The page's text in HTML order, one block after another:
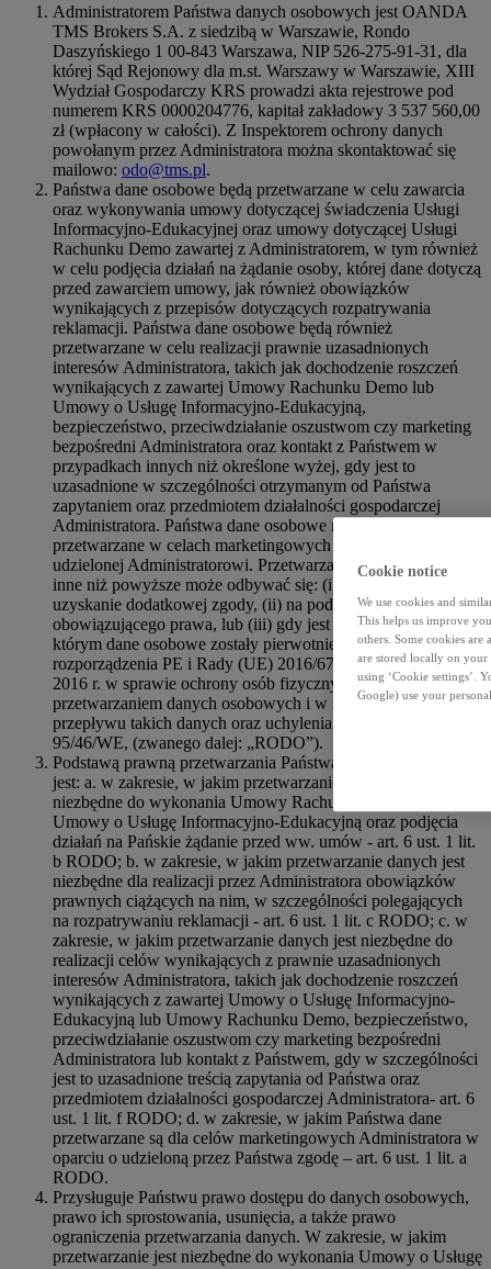
Administratorem Państwa danych osobowych jest OANDA
TMS Brokers S.A. z siedzibą w Warszawie, Rondo
Daszyńskiego 1 00-843 Warszawa, NIP 526-275-91-31, dla
której Sąd Rejonowy dla m.st. Warszawy w Warszawie, XIII
Wydział Gospodarczy KRS prowadzi akta rejestrowe pod
numerem KRS 0000204776, kapitał zakładowy 3 537 560,00
zł (wpłacony w całości). Z Inspektorem ochrony danych
powołanym przez Administratora można skontaktować się
mailowo: odo@tms.pl.
Państwa dane osobowe będą przetwarzane w celu zawarcia
oraz wykonywania umowy dotyczącej świadczenia Usługi
Informacyjno-Edukacyjnej oraz umowy dotyczącej Usługi
Rachunku Demo zawartej z Administratorem, w tym również
w celu podjęcia działań na żądanie osoby, której dane dotyczą
przed zawarciem umowy, jak również obowiązków
wynikających z przepisów dotyczących rozpatrywania
reklamacji. Państwa dane osobowe będą również
przetwarzane w celu realizacji prawnie uzasadnionych
interesów Administratora, takich jak dochodzenie roszczeń
wynikających z zawartej Umowy Rachunku Demo lub
Umowy o Usługę Informacyjno-Edukacyjną,
bezpieczeństwo, przeciwdziałanie oszustwom czy marketing
bezpośredni Administratora oraz kontakt z Państwem w
przypadkach innych niż określone wyżej, gdy jest to
uzasadnione w szczególności otrzymanym od Państwa
zapytaniem oraz przedmiotem działalności gospodarczej
Administratora. Państwa dane osobowe mogą również być
przetwarzane w celach marketingowych na podstawie zgody
udzielonej Administratorowi. Przetwarzanie danych w celach
inne niż powyższe może odbywać się: (i) w oparciu o
uzyskanie dodatkowej zgody, (ii) na podstawie
obowiązującego prawa, lub (iii) gdy jest to zgodne z celem, w
którym dane osobowe zostały pierwotnie zebrane (art. 6 ust. 4
rozporządzenia PE i Rady (UE) 2016/679 z dnia 27 kwietnia
2016 r. w sprawie ochrony osób fizycznych w związku z
przetwarzaniem danych osobowych i w sprawie swobodnego
przepływu takich danych oraz uchylenia dyrektywy
95/46/WE, (zwanego dalej: „RODO”).
Podstawą prawną przetwarzania Państwa danych osobowych
jest: a. w zakresie, w jakim przetwarzanie danych jest
niezbędne do wykonania Umowy Rachunku Demo lub
Umowy o Usługę Informacyjno-Edukacyjną oraz podjęcia
działań na Pańskie żądanie przed ww. umów - art. 6 ust. 1 lit.
b RODO; b. w zakresie, w jakim przetwarzanie danych jest
niezbędne dla realizacji przez Administratora obowiązków
prawnych ciążących na nim, w szczególności polegających
na rozpatrywaniu reklamacji - art. 6 ust. 1 lit. c RODO; c. w
zakresie, w jakim przetwarzanie danych jest niezbędne do
realizacji celów wynikających z prawnie uzasadnionych
interesów Administratora, takich jak dochodzenie roszczeń
wynikających z zawartej Umowy o Usługę Informacyjno-
Edukacyjną lub Umowy Rachunku Demo, bezpieczeństwo,
przeciwdziałanie oszustwom czy marketing bezpośredni
Administratora lub kontakt z Państwem, gdy w szczególności
jest to uzasadnione treścią zapytania od Państwa oraz
przedmiotem działalności gospodarczej Administratora- art. 6
ust. 1 lit. f RODO; d. w zakresie, w jakim Państwa dane
przetwarzane są dla celów marketingowych Administratora w
oparciu o udzieloną przez Państwa zgodę – art. 6 ust. 1 lit. a
RODO.
Przysługuje Państwu prawo dostępu do danych osobowych,
prawo ich sprostowania, usunięcia, a także prawo
ograniczenia przetwarzania danych. W zakresie, w jakim
przetwarzanie jest niezbędne do wykonania Umowy o Usługę
Cookie notice
We use cookies and
This helps us improve
others. Some cookies are
are stored locally on your
using ‘Cookie settings’.
Google) use your